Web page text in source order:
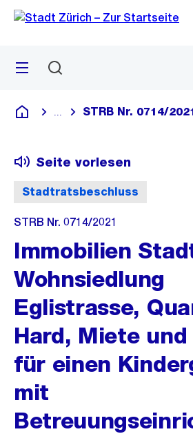
Navigation
Sprunglink
Menü
Deutsch
Blende alle Breadcrumbs ein
STRB Nr. 0714/
Stadtratsbeschluss
Seite vorlesen
STRB Nr. 0714/2021
Immobilien
Wohnsiedlung
Eglistrasse,
Hard, Miete und
für einen
mit